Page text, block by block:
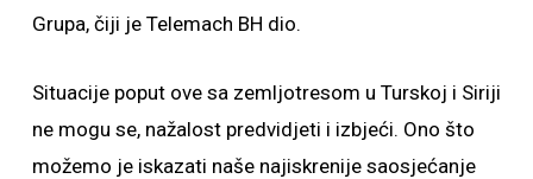
Grupa, čiji je Telemach BH dio.
Situacije poput ove sa zemljotresom u Turskoj i Siriji
ne mogu se, nažalost predvidjeti i izbjeći. Ono što
možemo je iskazati naše najiskrenije saosjećanje